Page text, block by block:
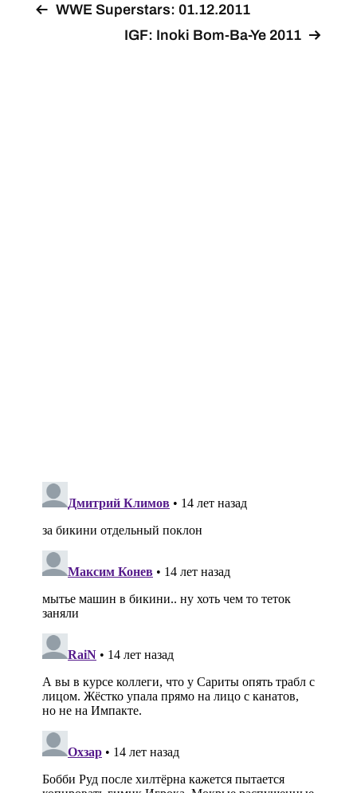
WWE Superstars: 01.12.2011
IGF: Inoki Bom-Ba-Ye 2011